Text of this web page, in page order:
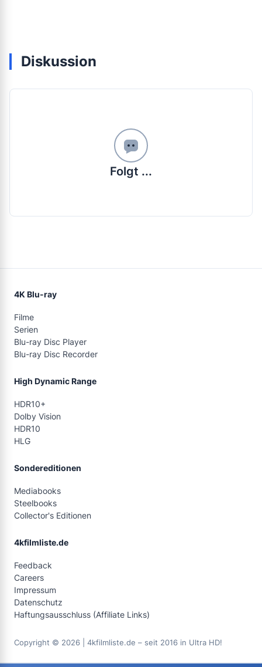
Diskussion
Folgt ...
4K Blu-ray
Filme
Serien
Blu-ray Disc Player
Blu-ray Disc Recorder
High Dynamic Range
HDR10+
Dolby Vision
HDR10
HLG
Sondereditionen
Mediabooks
Steelbooks
Collector's Editionen
4kfilmliste.de
Feedback
Careers
Impressum
Datenschutz
Haftungsausschluss (Affiliate Links)
Copyright © 2026 | 4kfilmliste.de – seit 2016 in Ultra HD!